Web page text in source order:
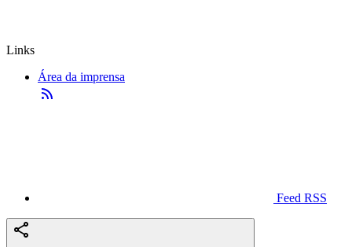
Links
Área da imprensa
Feed RSS